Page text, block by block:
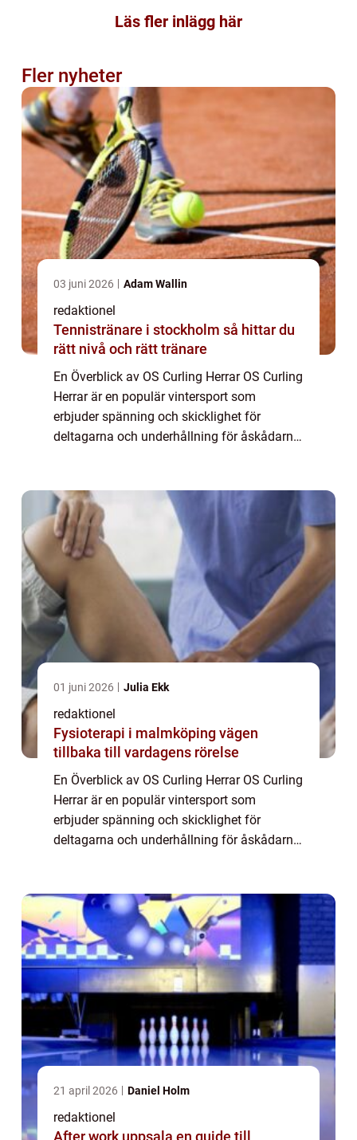
Läs fler inlägg här
Fler nyheter
03 juni 2026 Adam Wallin
redaktionel
Tennistränare i stockholm så hittar du
rätt nivå och rätt tränare
En Överblick av OS Curling Herrar OS Curling
Herrar är en populär vintersport som
erbjuder spänning och skicklighet för
deltagarna och underhållning för åskådarna.
01 juni 2026 Julia Ekk
redaktionel
Fysioterapi i malmköping vägen
tillbaka till vardagens rörelse
En Överblick av OS Curling Herrar OS Curling
Herrar är en populär vintersport som
erbjuder spänning och skicklighet för
deltagarna och underhållning för åskådarna.
21 april 2026 Daniel Holm
redaktionel
After work uppsala en guide till